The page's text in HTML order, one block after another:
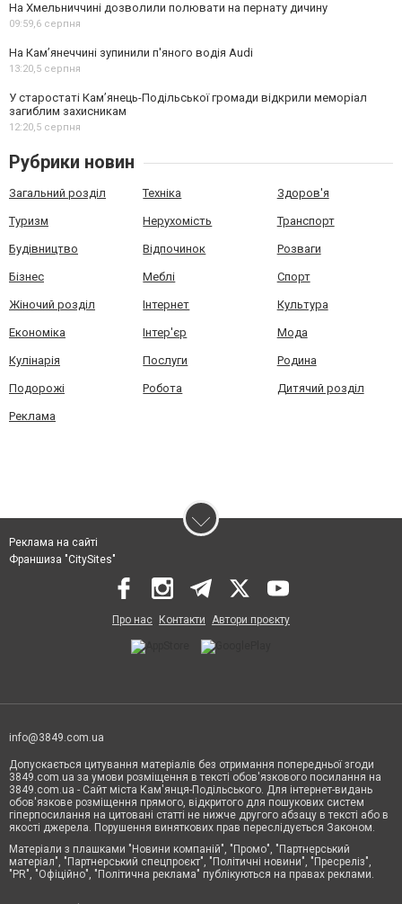
На Хмельниччині дозволили полювати на пернату дичину
09:59,6 серпня
На Камʼянеччині зупинили п'яного водія Audi
13:20,5 серпня
У старостаті Кам’янець-Подільської громади відкрили меморіал
загиблим захисникам
12:20,5 серпня
Рубрики новин
Загальний розділ Техніка Здоров'я
Туризм Нерухомість Транспорт
Будівництво Відпочинок Розваги
Бізнес Меблі Спорт
Жіночий розділ Інтернет Культура
Економіка Інтер'єр Мода
Кулінарія Послуги Родина
Подорожі Робота Дитячий розділ
Реклама
Реклама на сайті
Франшиза "CitySites"
Про нас Контакти Автори проєкту
info@3849.com.ua
Допускається цитування матеріалів без отримання попередньої згоди
3849.com.ua за умови розміщення в тексті обов'язкового посилання на
3849.com.ua - Сайт міста Кам'янця-Подільського. Для інтернет-видань
обов'язкове розміщення прямого, відкритого для пошукових систем
гіперпосилання на цитовані статті не нижче другого абзацу в тексті або в
якості джерела. Порушення виняткових прав переслідується Законом.
Матеріали з плашками "Новини компаній", "Промо", "Партнерський
матеріал", "Партнерський спецпроєкт", "Політичні новини", "Пресреліз",
"PR", "Офіційно", "Політична реклама" публікуються на правах реклами.